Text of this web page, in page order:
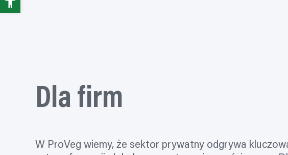
Dla firm
W ProVeg wiemy, że sektor prywatny odgrywa